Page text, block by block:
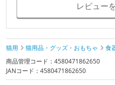
レビュー
猫用 猫用品・グッズ・おもちゃ 食
商品管理コード：4580471862650
JANコード：4580471862650